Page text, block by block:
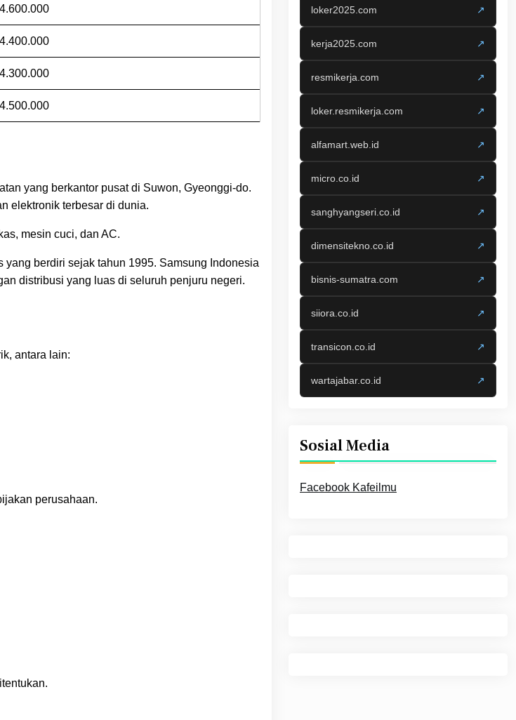
yang berkantor pusat di Suwon, Gyeonggi-do.
elektronik terbesar di dunia.
mesin cuci, dan AC.
berdiri sejak tahun 1995. Samsung Indonesia
distribusi yang luas di seluruh penjuru negeri.
antara lain:
perusahaan.
loker2025.com ↗
kerja2025.com ↗
resmikerja.com ↗
loker.resmikerja.com ↗
alfamart.web.id ↗
micro.co.id ↗
sanghyangseri.co.id ↗
dimensitekno.co.id ↗
bisnis-sumatra.com ↗
siiora.co.id ↗
transicon.co.id ↗
wartajabar.co.id ↗
Sosial Media
Facebook Kafeilmu